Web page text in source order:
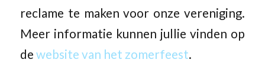
reclame te maken voor onze vereniging.
Meer informatie kunnen jullie vinden op
de website van het zomerfeest.